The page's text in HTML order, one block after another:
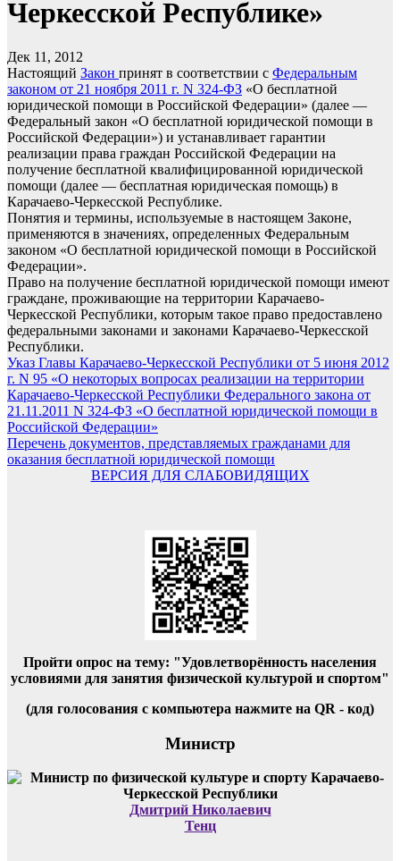
Черкесской Республике»
Дек 11, 2012
Настоящий Закон принят в соответствии с Федеральным
законом от 21 ноября 2011 г. N 324-ФЗ «О бесплатной
юридической помощи в Российской Федерации» (далее —
Федеральный закон «О бесплатной юридической помощи в
Российской Федерации») и устанавливает гарантии
реализации права граждан Российской Федерации на
получение бесплатной квалифицированной юридической
помощи (далее — бесплатная юридическая помощь) в
Карачаево-Черкесской Республике.
Понятия и термины, используемые в настоящем Законе,
применяются в значениях, определенных Федеральным
законом «О бесплатной юридической помощи в Российской
Федерации».
Право на получение бесплатной юридической помощи имеют
граждане, проживающие на территории Карачаево-
Черкесской Республики, которым такое право предоставлено
федеральными законами и законами Карачаево-Черкесской
Республики.
Навигация
по
записям
Указ Главы Карачаево-Черкесской Республики от 5 июня 2012
г. N 95 «О некоторых вопросах реализации на территории
Карачаево-Черкесской Республики Федерального закона от
21.11.2011 N 324-ФЗ «О бесплатной юридической помощи в
Российской Федерации»
Перечень документов, представляемых гражданами для
оказания бесплатной юридической помощи
ВЕРСИЯ ДЛЯ СЛАБОВИДЯЩИХ
Пройти опрос на тему: "Удовлетворённость населения
условиями для занятия физической культурой и спортом"
(для голосования с компьютера нажмите на QR - код)
Министр
Дмитрий Николаевич
Тенц